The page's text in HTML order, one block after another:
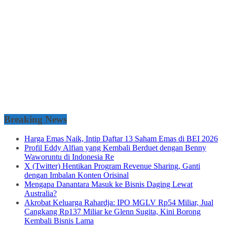
Breaking News
Harga Emas Naik, Intip Daftar 13 Saham Emas di BEI 2026
Profil Eddy Alfian yang Kembali Berduet dengan Benny
Waworuntu di Indonesia Re
X (Twitter) Hentikan Program Revenue Sharing, Ganti
dengan Imbalan Konten Orisinal
Mengapa Danantara Masuk ke Bisnis Daging Lewat
Australia?
Akrobat Keluarga Rahardja: IPO MGLV Rp54 Miliar, Jual
Cangkang Rp137 Miliar ke Glenn Sugita, Kini Borong
Kembali Bisnis Lama